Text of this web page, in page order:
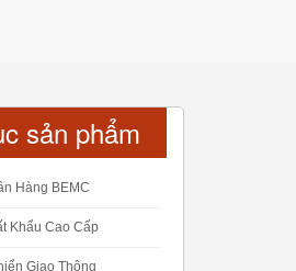
sản phẩm
Hàng BEMC
Khẩu Cao Cấp
Giao Thông